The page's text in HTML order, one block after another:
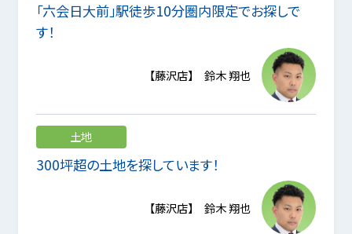
「六会日大前」駅徒歩10分圏内限定でお探しで
す！
【藤沢店】 鈴木 翔也
土地
300坪超の土地を探しています！
【藤沢店】 鈴木 翔也